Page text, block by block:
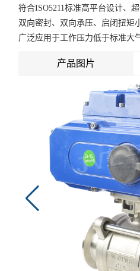
符合ISO5211标准高平台设计、
双向密封、双向承压、启闭扭矩
广泛应用于工作压力低于标准大
产品图片